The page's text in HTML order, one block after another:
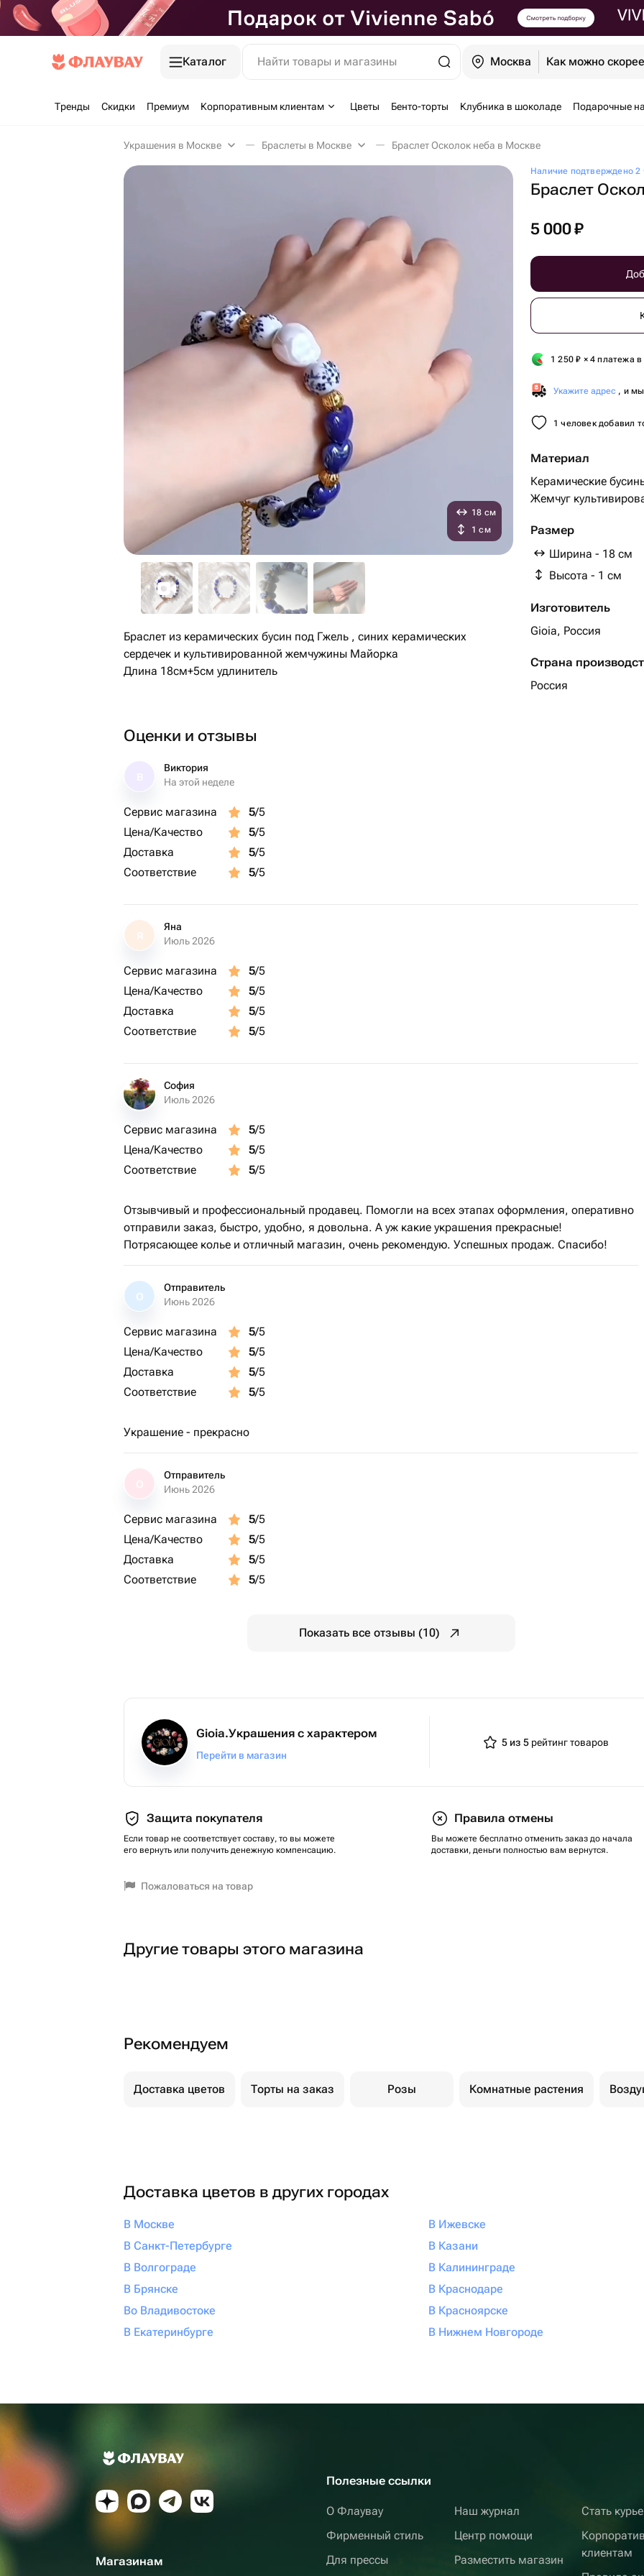
Каталог Найти товары и магазины Москва Как можно
Тренды Скидки Премиум Корпоративным клиентам Цветы Бенто-торты Клубника в шоколаде Подарочные
Украшения в Москве Браслеты в Москве Браслет Осколок неба в Москве
Наличие подтверждено 2
Браслет
5 000₽
1 250₽ × 4 платежа
Укажите адрес , и мы
1 человек добавил
Материал
Керамические
Жемчуг
Размер
Ширина - 18 см
Высота - 1 см
Изготовитель
Gioia, Россия
Страна
Россия
18 см
1 см
Браслет из керамических бусин под Гжель , синих керамических
сердечек и культивированной жемчужины Майорка
Длина 18см+5см удлинитель
Оценки и отзывы
Виктория
На этой неделе
Сервис магазина 5/5
Цена/Качество
5/5
Доставка
5/5
Соответствие
5/5
Я
Яна
Июль 2026
Сервис магазина 5/5
Цена/Качество
5/5
Доставка
5/5
Соответствие
5/5
София
Июль 2026
Сервис магазина 5/5
Цена/Качество
5/5
Соответствие
5/5
Отзывчивый и профессиональный продавец. Помогли на всех этапах оформления, оперативно
отправили заказ, быстро, удобно, я довольна. А уж какие украшения прекрасные!
Потрясающее колье и отличный магазин, очень рекомендую. Успешных продаж. Спасибо!
О
Отправитель
Июнь 2026
Сервис магазина 5/5
Цена/Качество
5/5
Доставка
5/5
Соответствие
5/5
Украшение - прекрасно
Отправитель
Июнь 2026
Сервис магазина 5/5
Цена/Качество
5/5
Доставка
5/5
Соответствие
5/5
Показать все отзывы (10)
Gioia.Украшения с характером
Перейти в магазин
5 из 5 рейтинг товаров
Защита покупателя
Если товар не соответствует составу, то вы можете
его вернуть или получить денежную компенсацию.
Правила отмены
Вы можете бесплатно отменить заказ до начала
доставки, деньги полностью вам вернутся.
Пожаловаться на товар
Другие товары этого магазина
Рекомендуем
Доставка цветов Торты на заказ Розы Комнатные растения
Доставка цветов в других городах
В Москве
В Санкт-Петербурге
В Волгограде
В Брянске
Во Владивостоке
В Екатеринбурге
В Ижевске
В Казани
В Калининграде
В Краснодаре
В Красноярске
В Нижнем Новгороде
Магазинам
Полезные ссылки
О Флаувау
Фирменный стиль
Для прессы
Наш журнал
Центр помощи
Разместить магазин
Стать
клиентам